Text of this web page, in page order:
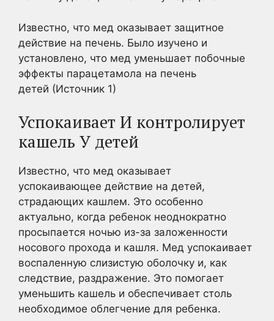
Известно, что мед оказывает защитное
действие на печень. Было изучено и
установлено, что мед уменьшает побочные
эффекты парацетамола на печень
детей (Источник 1)
Успокаивает И контролирует
кашель У детей
Известно, что мед оказывает
успокаивающее действие на детей,
страдающих кашлем. Это особенно
актуально, когда ребенок неоднократно
просыпается ночью из-за заложенности
носового прохода и кашля. Мед успокаивает
воспаленную слизистую оболочку и, как
следствие, раздражение. Это помогает
уменьшить кашель и обеспечивает столь
необходимое облегчение для ребенка.